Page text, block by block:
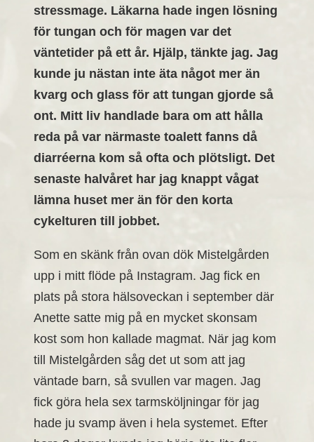
stressmage. Läkarna hade ingen lösning
för tungan och för magen var det
väntetider på ett år. Hjälp, tänkte jag. Jag
kunde ju nästan inte äta något mer än
kvarg och glass för att tungan gjorde så
ont. Mitt liv handlade bara om att hålla
reda på var närmaste toalett fanns då
diarréerna kom så ofta och plötsligt. Det
senaste halvåret har jag knappt vågat
lämna huset mer än för den korta
cykelturen till jobbet.
Som en skänk från ovan dök Mistelgården
upp i mitt flöde på Instagram. Jag fick en
plats på stora hälsoveckan i september där
Anette satte mig på en mycket skonsam
kost som hon kallade magmat. När jag kom
till Mistelgården såg det ut som att jag
väntade barn, så svullen var magen. Jag
fick göra hela sex tarmsköljningar för jag
hade ju svamp även i hela systemet. Efter